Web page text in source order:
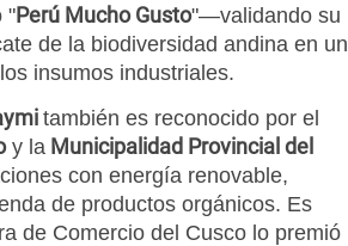
"Perú Mucho Gusto"—validando su
de la biodiversidad andina en un
insumos industriales.
también es reconocido por el
y la Municipalidad Provincial del
con energía renovable,
de productos orgánicos. Es
de Comercio del Cusco lo premió